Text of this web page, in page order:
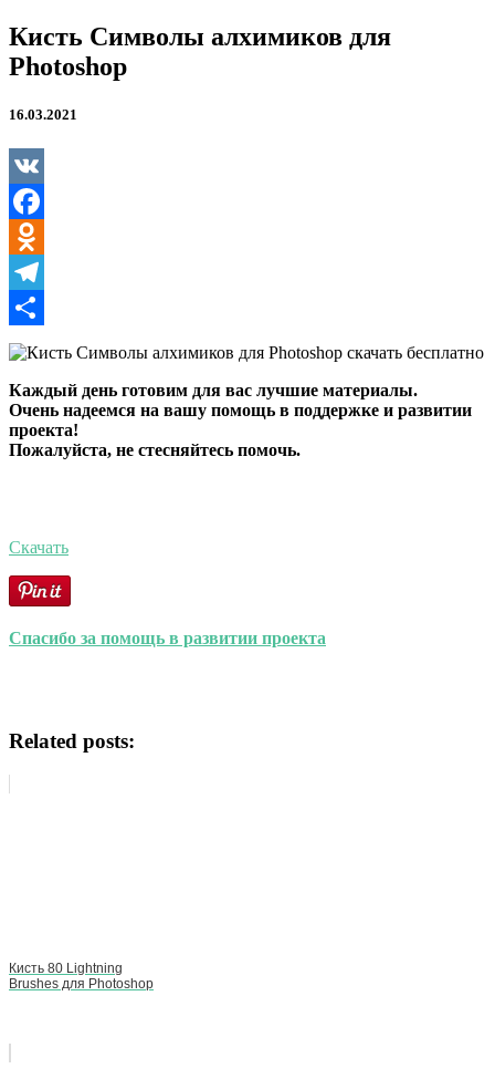
Кисть
Символы
алхимиков
Photoshop
Кисть Символы алхимиков для
Photoshop
16.03.2021
VK
Facebook
Odnoklassniki
Telegram
Отправить
Каждый день готовим для вас лучшие материалы.
Очень надеемся на вашу помощь в поддержке и развитии
проекта!
Пожалуйста, не стесняйтесь помочь.
Скачать
Спасибо за помощь в развитии проекта
Related posts:
Кисть 80 Lightning
Brushes для Photoshop